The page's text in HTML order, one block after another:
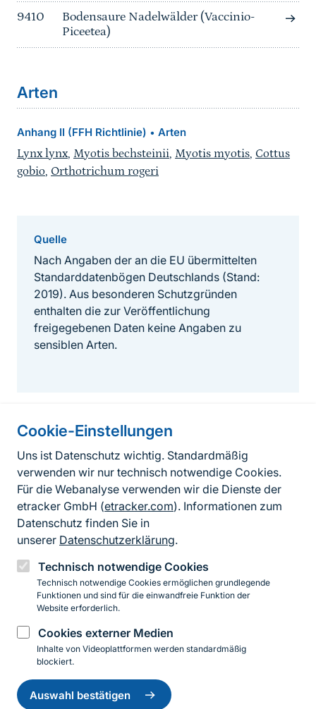
Cookie-Einstellungen
Uns ist Datenschutz wichtig. Standardmäßig
verwenden wir nur technisch notwendige Cookies.
Für die Webanalyse verwenden wir die Dienste der
etracker GmbH (etracker.com). Informationen zum
Datenschutz finden Sie in
unserer Datenschutzerklärung.
Technisch notwendige Cookies
Technisch notwendige Cookies ermöglichen grundlegende
Funktionen und sind für die einwandfreie Funktion der
Website erforderlich.
Cookies externer Medien
Inhalte von Videoplattformen werden standardmäßig
blockiert.
Auswahl bestätigen
Einwilligung
zurückziehen
9410
Bodensaure Nadelwälder (Vaccinio-
Piceetea)
Arten
Anhang II (FFH Richtlinie) • Arten
Lynx lynx, Myotis bechsteinii, Myotis myotis, Cottus
gobio, Orthotrichum rogeri
Quelle
Nach Angaben der an die EU übermittelten
Standarddatenbögen Deutschlands (Stand:
2019). Aus besonderen Schutzgründen
enthalten die zur Veröffentlichung
freigegebenen Daten keine Angaben zu
sensiblen Arten.
Informationen zur Seite
FußzeileKontakt zum BfN
Kontaktformular
Erklärung zur Barrierefreiheit
Impressum
Datenschutz
InstagramFacebookYouTubeLinkedIn
© 2026 Bundesamt für Naturschutz